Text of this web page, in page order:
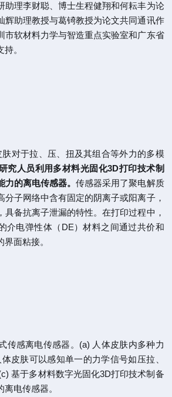
助理李财聪、博士生程健翔和何耘丰为论
辉助理教授与葛锜教授为论文共同通讯作
市软材料力学与智造重点实验室和广东省
。
对于拉、压、扭及其组合等外力的多模
究人员利用多材料光固化3D打印技术制
力的离电传感器。传感器采用了聚电解质
分子网络中含有固定的阴离子或阳离子，
具备抗离子泄漏的特性。在打印过程中，
介电弹性体（DE）材料之间通过共价和
面粘接。
传感离电传感器。(a) 人体皮肤内多种力
皮肤可以感知单一的力学信号如压拉、
基于多材料数字光固化3D打印技术制备
电传感器。